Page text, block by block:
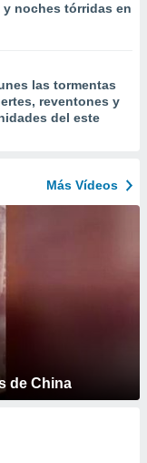
y noches tórridas en
las tormentas
reventones y
del este
Más Vídeos
de China